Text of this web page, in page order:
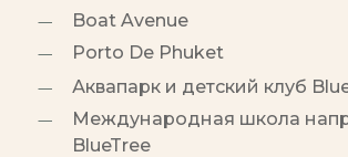
Boat Avenue
Porto De Phuket
Аквапарк и детский клуб
Международная школа
BlueTree